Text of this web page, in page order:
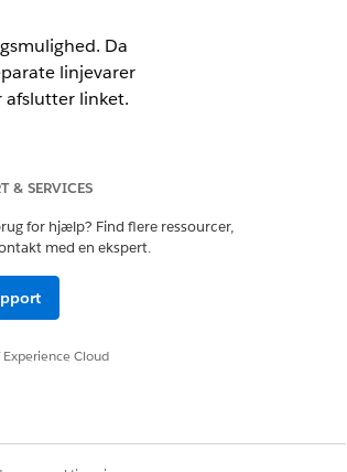
Da
linjevarer
afslutter linket.
Disse
& SERVICES
for hjælp? Find flere ressourcer,
med en ekspert.
Experience Cloud